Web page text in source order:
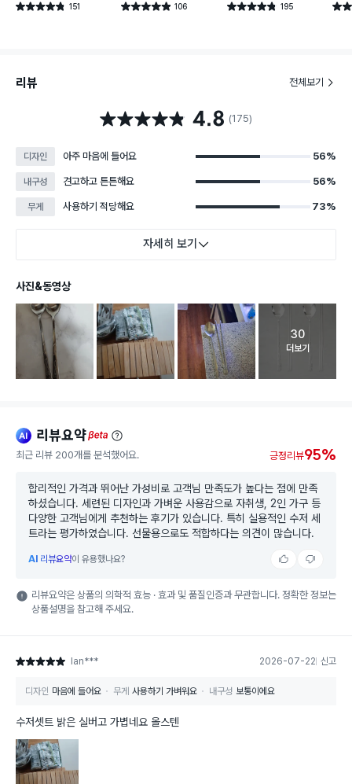
별점 4.8점 151
건 작성 별점 4.9점 106
건 작성 별점 4.8점 195
건 작성 별점
리뷰 전체보기
별점 4.8점 4.8 (175)
디자인 아주 마음에 들어요 56%
내구성 견고하고 튼튼해요 56%
무게 사용하기 적당해요 73%
자세히 보기
사진&동영상
고객 리뷰
30
더보기
ai 리뷰요약beta
최근 리뷰 200개를 분석했어요. 긍정리뷰95%
합리적인 가격과 뛰어난 가성비로 고객님 만족도가 높다는 점에 만족
하셨습니다. 세련된 디자인과 가벼운 사용감으로 자취생, 2인 가구 등
다양한 고객님에게 추천하는 후기가 있습니다. 특히 실용적인 수저 세
트라는 평가하였습니다. 선물용으로도 적합하다는 의견이 많습니다.
AI 리뷰요약이 유용했나요?
리뷰요약은 상품의 의학적 효능 · 효과 및 품질인증과 무관합니다. 정확한 정보는
상품설명을 참고해 주세요.
별점 5점 lan*** 2026-07-22 신고
디자인 마음에 들어요 무게 사용하기 가벼워요 내구성 보통이에요
수저셋트 밝은 실버고 가볍네요 올스텐